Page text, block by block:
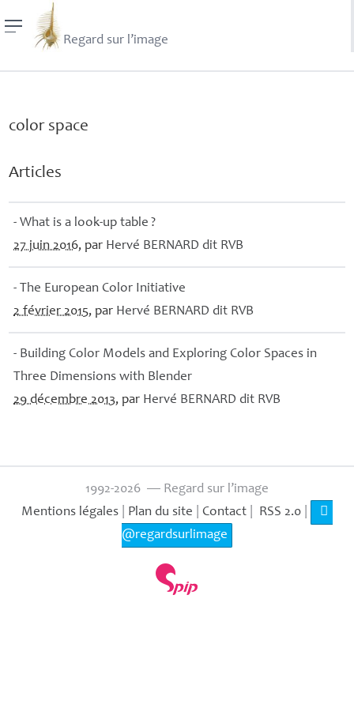
Regard sur l’image
color space
Articles
- What is a look-up table ?
27 juin 2016, par Hervé BERNARD dit RVB
- The European Color Initiative
2 février 2015, par Hervé BERNARD dit RVB
- Building Color Models and Exploring Color Spaces in
Three Dimensions with Blender
29 décembre 2013, par Hervé BERNARD dit RVB
1992-2026 — Regard sur l’image
Mentions légales| Plan du site Contact RSS 2.0|
@regardsurlimage